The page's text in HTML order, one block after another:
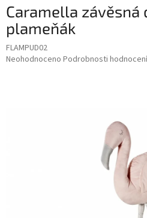
Caramella závěsná
plameňák
FLAMPUD02
Průměrné
Neohodnoceno Podrobnosti hodnocení